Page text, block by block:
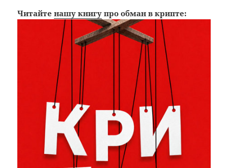
Читайтенашу книгу про обман в крипте: